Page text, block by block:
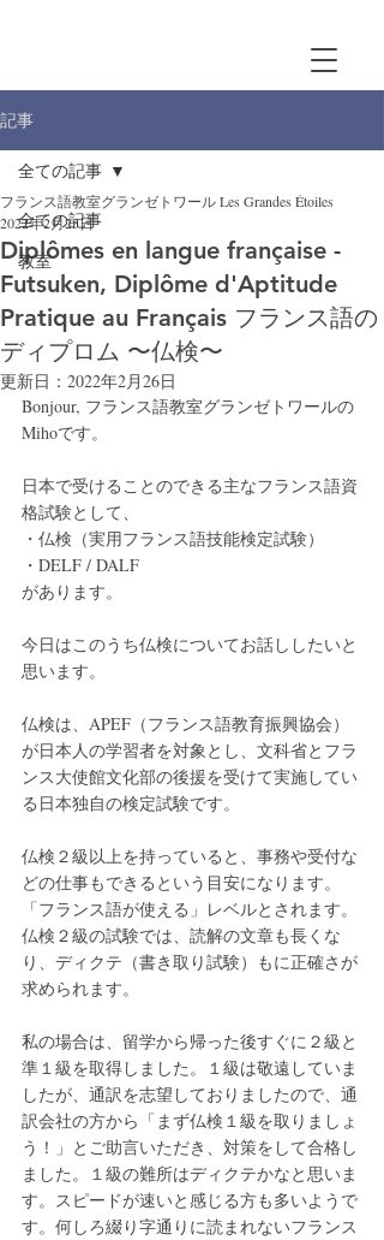
記事
全ての記事
教室
全ての記事
Diplômes en langue française -
Futsuken, Diplôme d'Aptitude
Pratique au Français フランス語の
ディプロム 〜仏検〜
フランス語教室グランゼトワール Les Grandes Étoiles
2022年2月25日
更新日： 2022年2月26日
Bonjour, フランス語教室グランゼトワールの
Mihoです。
日本で受けることのできる主なフランス語資
格試験として、
・仏検（実用フランス語技能検定試験）
・DELF / DALF
があります。
今日はこのうち仏検についてお話ししたいと
思います。
仏検は、APEF（フランス語教育振興協会）
が日本人の学習者を対象とし、文科省とフラ
ンス大使館文化部の後援を受けて実施してい
る日本独自の検定試験です。
仏検２級以上を持っていると、事務や受付な
どの仕事もできるという目安になります。
「フランス語が使える」レベルとされます。
仏検２級の試験では、読解の文章も長くな
り、ディクテ（書き取り試験）もに正確さが
求められます。
私の場合は、留学から帰った後すぐに２級と
準１級を取得しました。１級は敬遠していま
したが、通訳を志望しておりましたので、通
訳会社の方から「まず仏検１級を取りましょ
う！」とご助言いただき、対策をして合格し
ました。１級の難所はディクテかなと思いま
す。スピードが速いと感じる方も多いようで
す。何しろ綴り字通りに読まれないフランス